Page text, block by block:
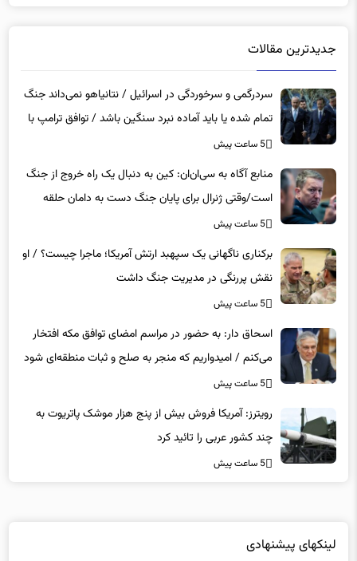
جدیدترین مقالات
سردرگمی و سرخوردگی در اسرائیل / نتانیاهو نمی‌داند جنگ
تمام شده یا باید آماده نبرد سنگین باشد / توافق ترامپ با
ایران بزرگ‌ترین شکست برای تل‌آویو است
5 ساعت پیش
منابع آگاه به سی‌ان‌ان: کین به دنبال یک راه خروج از جنگ
است/وقتی ژنرال برای پایان جنگ دست به دامان حلقه
ترامپ می‌شود/ما درگیر یک بازی موش و گربه هستیم
5 ساعت پیش
برکناری ناگهانی یک سپهبد ارتش آمریکا؛ ماجرا چیست؟ / او
نقش پررنگی در مدیریت جنگ داشت
اسحاق‌ دار: به حضور در مراسم امضای توافق مکه افتخار
می‌کنم / امیدواریم که منجر به صلح و ثبات منطقه‌ای شود
رویترز: آمریکا فروش بیش از پنج هزار موشک پاتریوت به
چند کشور عربی را تائید کرد